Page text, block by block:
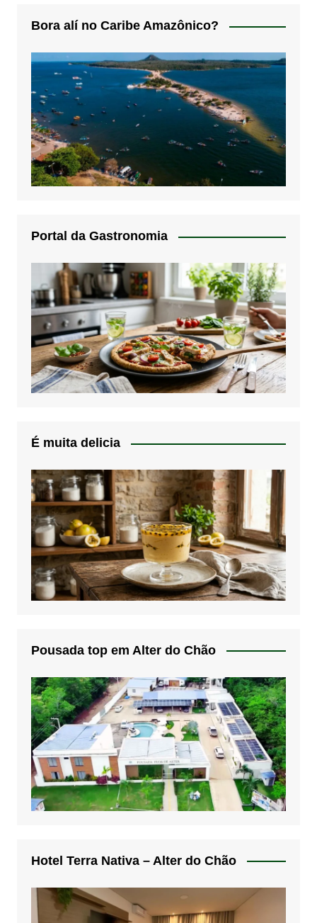
Bora alí no Caribe Amazônico?
Portal da Gastronomia
É muita delicia
Pousada top em Alter do Chão
Hotel Terra Nativa – Alter do Chão